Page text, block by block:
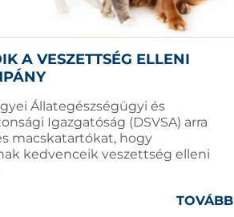
A VESZETTSÉG ELLENI
Állategészségügyi és
Igazgatóság (DSVSA) arra
macskatartókat, hogy
kedvenceik veszettség elleni
TOVÁBB